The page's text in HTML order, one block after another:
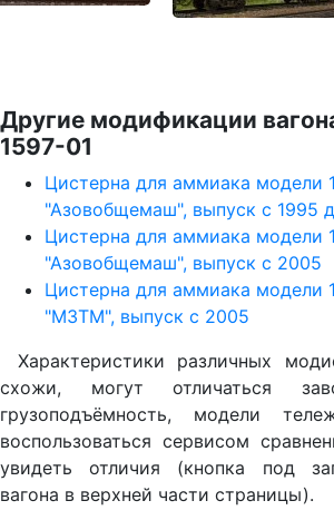
Другие модификации
1597-01
Цистерна для аммиака модели
"Азовобщемаш", выпуск с 1995
Цистерна для аммиака модели
"Азовобщемаш", выпуск с 2005
Цистерна для аммиака модели
"МЗТМ", выпуск с 2005
Характеристики различных
схожи, могут отличаться
грузоподъёмность, модели
воспользоваться сервисом
увидеть отличия (кнопка под
вагона в верхней части страницы).